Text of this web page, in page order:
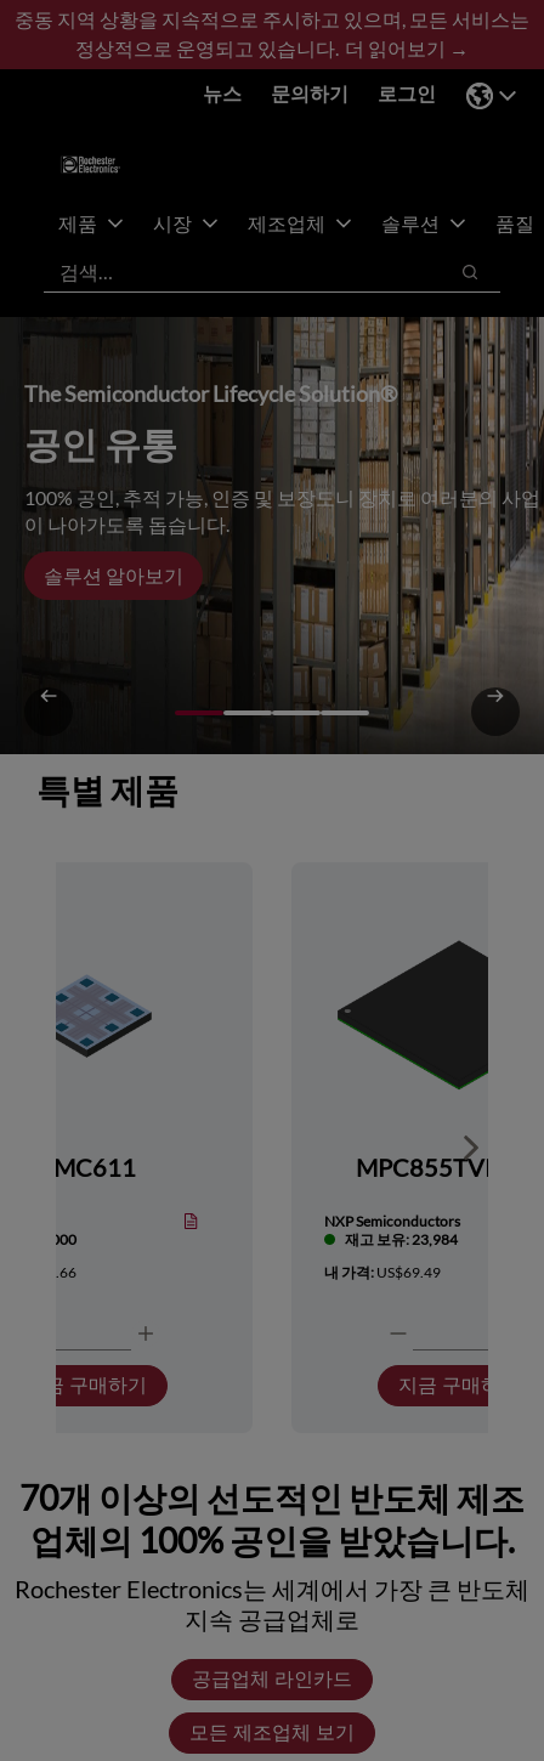
기
콘
바
글
중동 지역 상황을 지속적으로 주시하고 있으며, 모든 서비스는
정상적으로 운영되고 있습니다. 더 읽어보기 →
뉴스
문의하기 로그인
제품 시장 제조업체 솔루션
품질
검색
검색
The Semiconductor Lifecycle Solution®
공인 유통
100% 공인, 추적 가능, 인증 및 보장도니 장치로 여러분의 사업
이 나아가도록 돕습니다.
솔루션 알아보기
특별 제품
HMC611
보유: 1,000
US$418.66
지금 구매하기
NXP Semiconductors
재고 보유: 23,984
내 가격: US$69.49
지금 구매하기
Show
70개 이상의 선도적인 반도체 제조
업체의 100% 공인을 받았습니다.
Rochester Electronics는 세계에서 가장 큰 반도체
지속 공급업체로
공급업체 라인카드
모든 제조업체 보기